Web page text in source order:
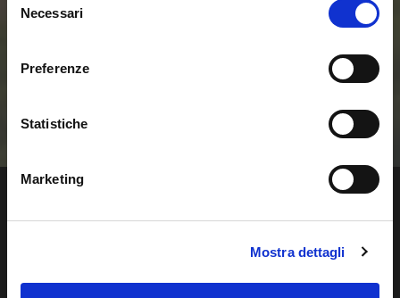
delNecessari
Preferenze
Statistiche
Marketing
Mostra dettagli
Energetiche
Rinnovabili